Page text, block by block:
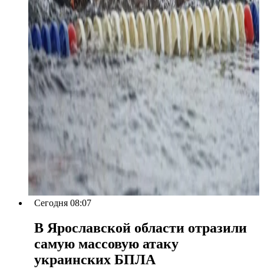
Сегодня 08:07
В Ярославской области отразили
самую массовую атаку
украинских БПЛА